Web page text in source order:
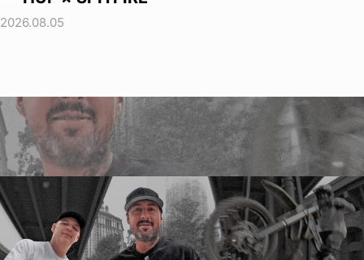
2026.08.05